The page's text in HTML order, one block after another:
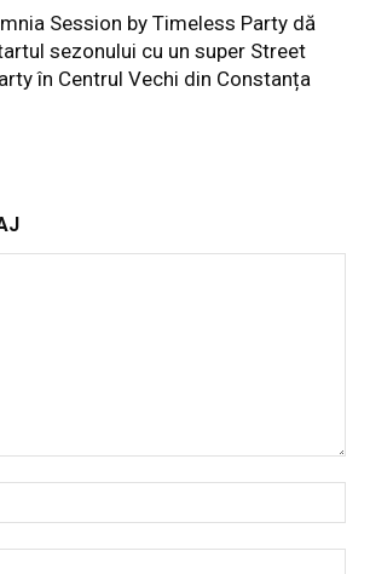
Session by Timeless Party dă
sezonului cu un super Street
în Centrul Vechi din Constanța